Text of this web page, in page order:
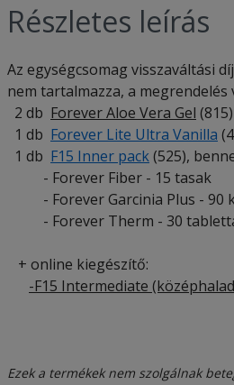
Részletes leírás
Az egységcsomag visszaváltási
nem tartalmazza, a
2 db Forever Aloe Vera Gel (815)
1 db Forever Lite Ultra Vanilla
1 db F15 Inner pack(525),
- Forever Fiber - 15 tasak
- Forever Garcinia Plus - 90
- Forever Therm - 30 tabletta
+ online kiegészítő:
-F15 Intermediate
Ezek a termékek nem szolgálnak